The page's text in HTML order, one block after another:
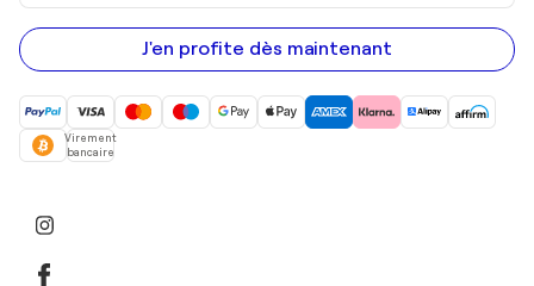
adresse
e-
mail
J'en profite dès maintenant
Virement
bancaire